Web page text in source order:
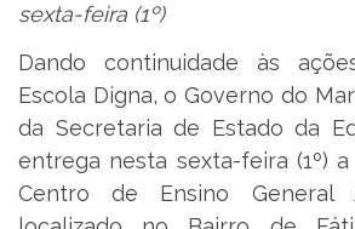
sexta-feira (1º)
Dando continuidade às
Escola Digna, o Governo do
da Secretaria de Estado da
entrega nesta sexta-feira (1º)
Centro de Ensino General